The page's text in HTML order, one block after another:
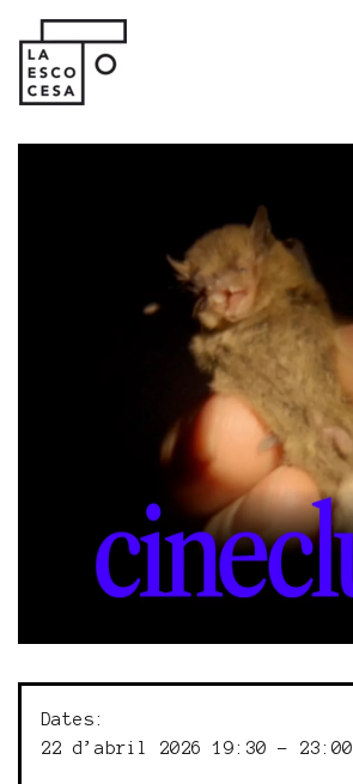
Dates:
22 d’abril 2026 19:30 - 23:00